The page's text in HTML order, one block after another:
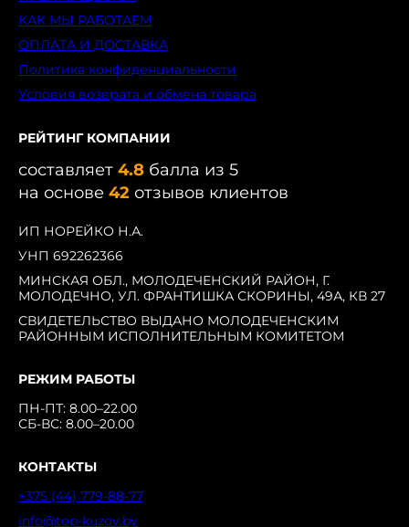
КАК МЫ РАБОТАЕМ
ОПЛАТА И ДОСТАВКА
Политика конфиденциальности
Условия возврата и обмена товара
РЕЙТИНГ КОМПАНИИ
составляет 4.8 балла из 5
на основе 42 отзывов клиентов
ИП НОРЕЙКО Н.А.
УНП 692262366
МИНСКАЯ ОБЛ., МОЛОДЕЧЕНСКИЙ РАЙОН, Г.
МОЛОДЕЧНО, УЛ. ФРАНТИШКА СКОРИНЫ, 49А, КВ 27
СВИДЕТЕЛЬСТВО ВЫДАНО МОЛОДЕЧЕНСКИМ
РАЙОННЫМ ИСПОЛНИТЕЛЬНЫМ КОМИТЕТОМ
РЕЖИМ РАБОТЫ
ПН-ПТ: 8.00–22.00
СБ-ВС: 8.00–20.00
КОНТАКТЫ
+375 (44) 779-88-77
info@top-kuzov.by